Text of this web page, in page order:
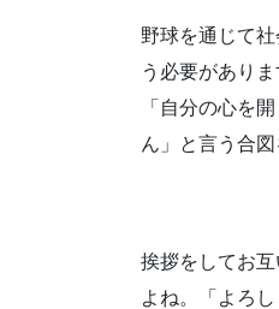
野球を通じて社
う必要がありま
「自分の心を
ん」
と言う合図
挨拶をしてお
よね。
「よろ